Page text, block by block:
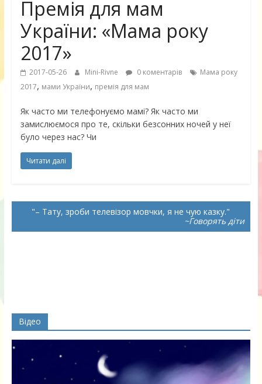
Премія для мам
України: «Мама року
2017»
2017-05-26 Mini-Rivne 0 коментарів
Мама року
2017, мами України, премія для мам
Як часто ми телефонуємо мамі? Як часто ми
замислюємося про те, скільки безсонних ночей у неї
було через нас? Чи
Читати далі
– Тату, зроби телевізор мовчки, я не чую казку.
~Говорять діти
Відео